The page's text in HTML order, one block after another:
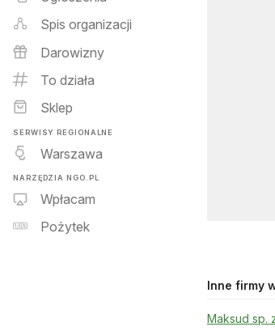
Spis organizacji
Darowizny
To działa
Sklep
SERWISY REGIONALNE
Warszawa
NARZĘDZIA NGO.PL
Wpłacam
Pożytek
Inne firmy
Maksud sp.